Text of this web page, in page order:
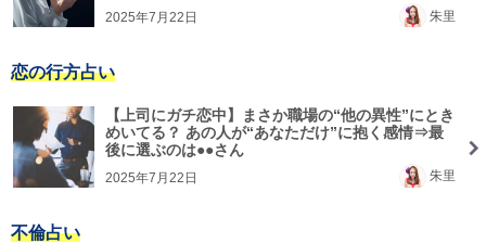
朱里
2025年7月22日
恋の行方占い
【上司にガチ恋中】まさか職場の“他の異性”にとき
めいてる？ あの人が“あなただけ”に抱く感情⇒最
後に選ぶのは●●さん
朱里
2025年7月22日
不倫占い